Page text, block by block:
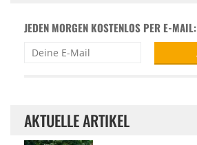
JEDEN MORGEN KOSTENLOS PER E-MAIL:
AKTUELLE ARTIKEL